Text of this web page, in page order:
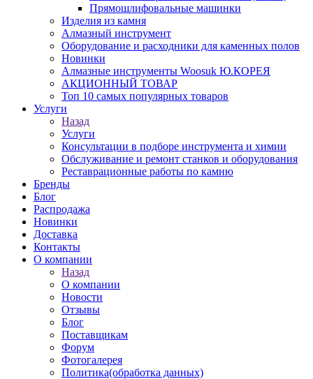
Прямошлифовальные машинки
Изделия из камня
Алмазный инструмент
Оборудование и расходники для каменных полов
Новинки
Алмазные инструменты Woosuk Ю.КОРЕЯ
АКЦИОННЫЙ ТОВАР
Топ 10 самых популярных товаров
Услуги
Назад
Услуги
Консультации в подборе инструмента и химии
Обслуживание и ремонт станков и оборудования
Реставрационные работы по камню
Бренды
Блог
Распродажа
Новинки
Доставка
Контакты
О компании
Назад
О компании
Новости
Отзывы
Блог
Поставщикам
Форум
Фотогалерея
Политика(обработка данных)